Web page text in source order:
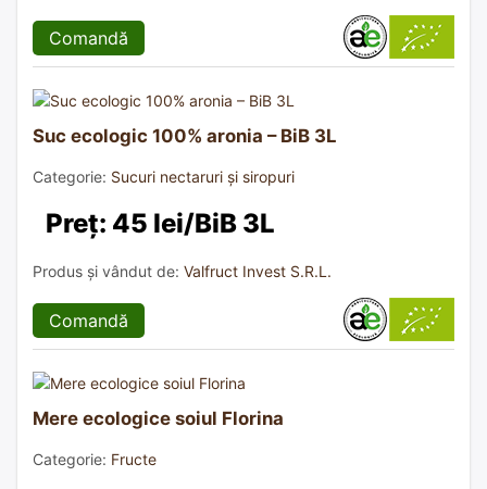
Comandă
Suc ecologic 100% aronia – BiB 3L
Categorie: Sucuri nectaruri și siropuri
Preț: 45 lei/BiB 3L
Produs și vândut de: Valfruct Invest S.R.L.
Comandă
Mere ecologice soiul Florina
Categorie: Fructe